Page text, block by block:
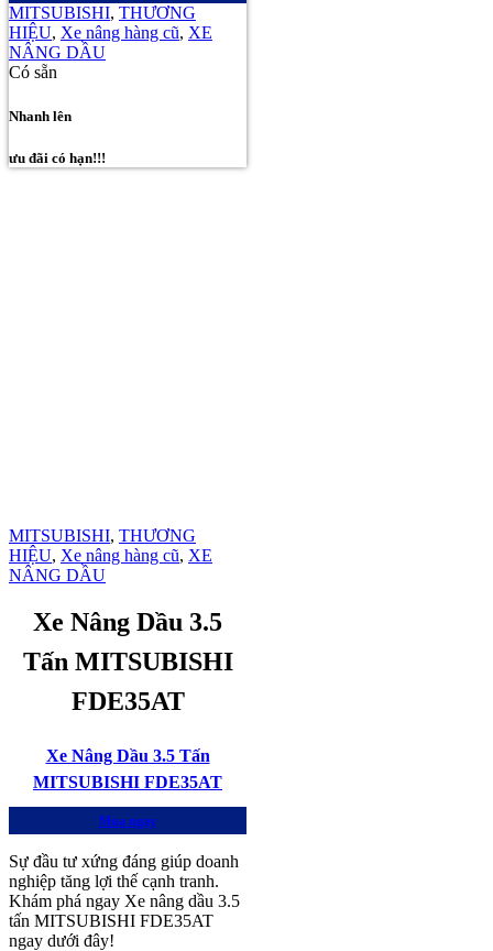
MITSUBISHI, THƯƠNG
HIỆU, Xe nâng hàng cũ, XE
NÂNG DẦU
Có sẵn
Nhanh lên
ưu đãi có hạn!!!
MITSUBISHI, THƯƠNG
HIỆU, Xe nâng hàng cũ, XE
NÂNG DẦU
Xe Nâng Dầu 3.5
Tấn MITSUBISHI
FDE35AT
Xe Nâng Dầu 3.5 Tấn
MITSUBISHI FDE35AT
Mua ngay
Sự đầu tư xứng đáng giúp doanh
nghiệp tăng lợi thế cạnh tranh.
Khám phá ngay Xe nâng dầu 3.5
tấn MITSUBISHI FDE35AT
ngay dưới đây!